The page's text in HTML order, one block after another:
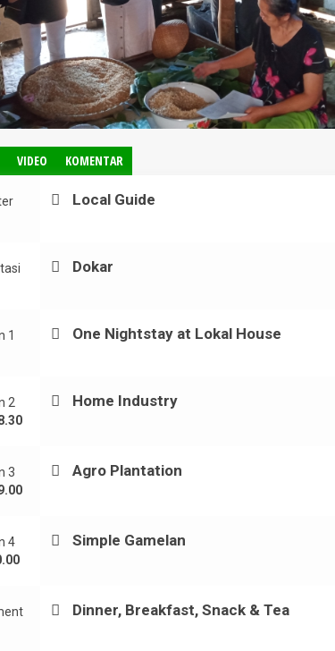
VIDEO KOMENTAR
Local Guide
Dokar
1 One Nightstay at Lokal House
2
Home Industry
3
Agro Plantation
4
Simple Gamelan
Dinner, Breakfast, Snack & Tea